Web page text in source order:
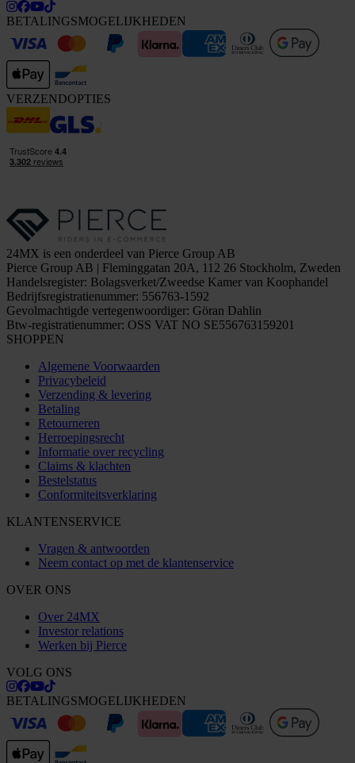
BETALINGSMOGELIJKHEDEN
VERZENDOPTIES
24MX is een onderdeel van Pierce Group AB
Pierce Group AB | Fleminggatan 20A, 112 26 Stockholm, Zweden
Handelsregister: Bolagsverket/Zweedse Kamer van Koophandel
Bedrijfsregistratienummer: 556763-1592
Gevolmachtigde vertegenwoordiger: Göran Dahlin
Btw-registratienummer: OSS VAT NO SE556763159201
SHOPPEN
Algemene Voorwaarden
Privacybeleid
Verzending & levering
Betaling
Retourneren
Herroepingsrecht
Informatie over recycling
Claims & klachten
Bestelstatus
Conformiteitsverklaring
KLANTENSERVICE
Vragen & antwoorden
Neem contact op met de klantenservice
OVER ONS
Over 24MX
Investor relations
Werken bij Pierce
VOLG ONS
BETALINGSMOGELIJKHEDEN